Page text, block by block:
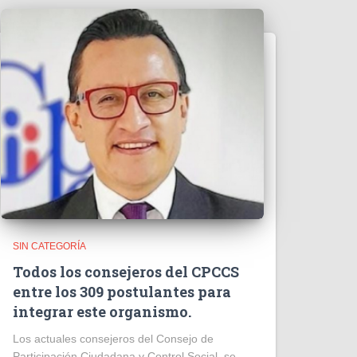
SIN CATEGORÍA
Todos los consejeros del CPCCS
entre los 309 postulantes para
integrar este organismo.
Los actuales consejeros del Consejo de